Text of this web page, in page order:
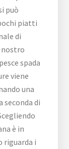
può
piatti
di
nostro
spada
viene
una
seconda di
è in
riguarda i